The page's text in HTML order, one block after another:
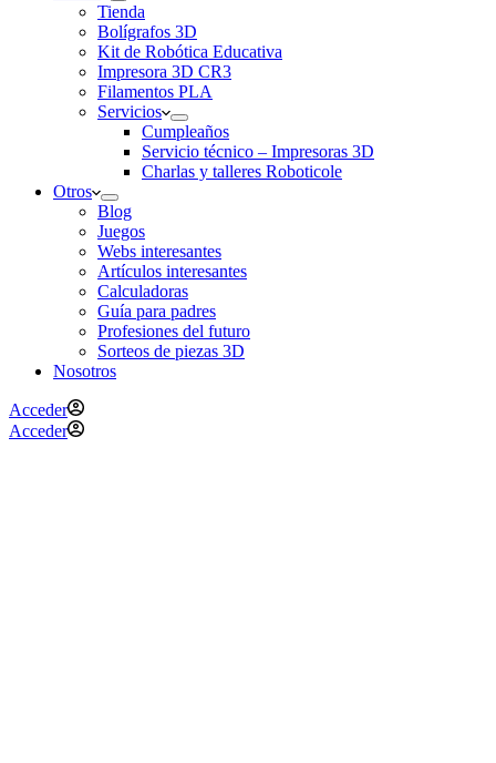
Tienda
Bolígrafos 3D
Kit de Robótica Educativa
Impresora 3D CR3
Filamentos PLA
Servicios
Cumpleaños
Servicio técnico – Impresoras 3D
Charlas y talleres Roboticole
Otros
Blog
Juegos
Webs interesantes
Artículos interesantes
Calculadoras
Guía para padres
Profesiones del futuro
Sorteos de piezas 3D
Nosotros
Acceder
Acceder